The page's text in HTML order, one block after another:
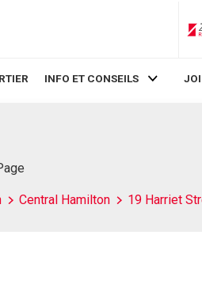
INFO ET CONSEILS
Central Hamilton 19 Harriet